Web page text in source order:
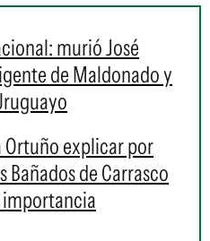
murió José
de Maldonado y
Ortuño explicar por
Bañados de Carrasco
importancia